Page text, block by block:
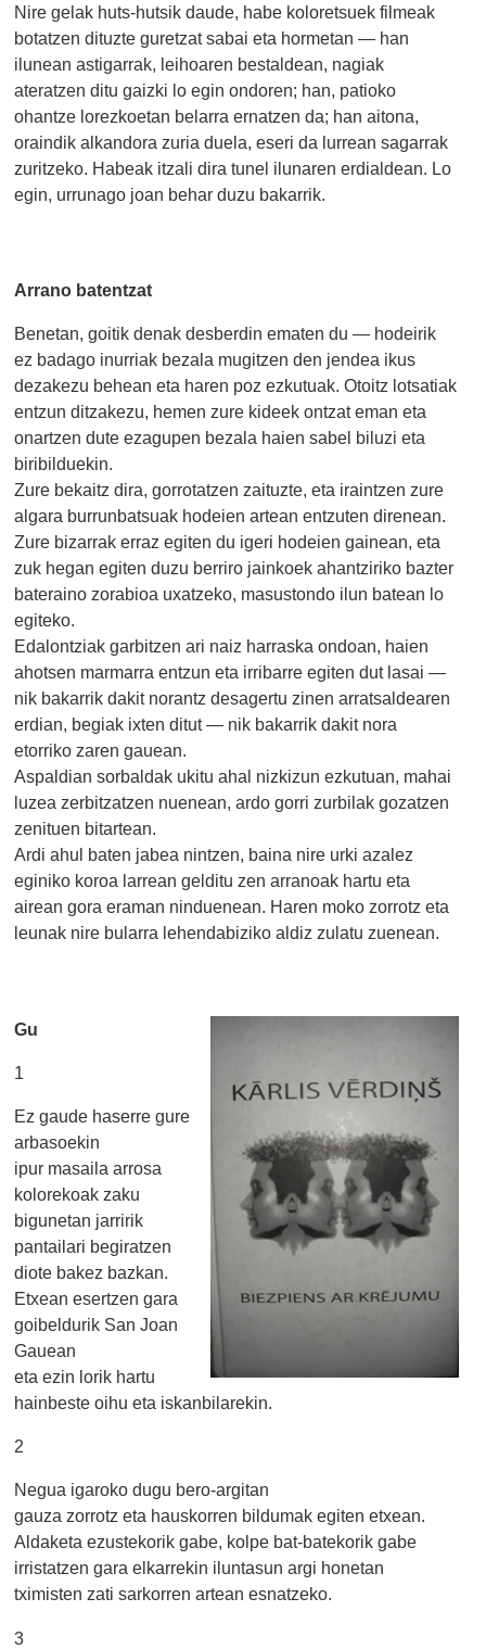
Nire gelak huts-hutsik daude, habe koloretsuek filmeak
botatzen dituzte guretzat sabai eta hormetan — han
ilunean astigarrak, leihoaren bestaldean, nagiak
ateratzen ditu gaizki lo egin ondoren; han, patioko
ohantze lorezkoetan belarra ernatzen da; han aitona,
oraindik alkandora zuria duela, eseri da lurrean sagarrak
zuritzeko. Habeak itzali dira tunel ilunaren erdialdean. Lo
egin, urrunago joan behar duzu bakarrik.
Arrano batentzat
Benetan, goitik denak desberdin ematen du — hodeirik
ez badago inurriak bezala mugitzen den jendea ikus
dezakezu behean eta haren poz ezkutuak. Otoitz lotsatiak
entzun ditzakezu, hemen zure kideek ontzat eman eta
onartzen dute ezagupen bezala haien sabel biluzi eta
biribilduekin.
Zure bekaitz dira, gorrotatzen zaituzte, eta iraintzen zure
algara burrunbatsuak hodeien artean entzuten direnean.
Zure bizarrak erraz egiten du igeri hodeien gainean, eta
zuk hegan egiten duzu berriro jainkoek ahantziriko bazter
bateraino zorabioa uxatzeko, masustondo ilun batean lo
egiteko.
Edalontziak garbitzen ari naiz harraska ondoan, haien
ahotsen marmarra entzun eta irribarre egiten dut lasai —
nik bakarrik dakit norantz desagertu zinen arratsaldearen
erdian, begiak ixten ditut — nik bakarrik dakit nora
etorriko zaren gauean.
Aspaldian sorbaldak ukitu ahal nizkizun ezkutuan, mahai
luzea zerbitzatzen nuenean, ardo gorri zurbilak gozatzen
zenituen bitartean.
Ardi ahul baten jabea nintzen, baina nire urki azalez
eginiko koroa larrean gelditu zen arranoak hartu eta
airean gora eraman ninduenean. Haren moko zorrotz eta
leunak nire bularra lehendabiziko aldiz zulatu zuenean.
Gu
1
Ez gaude haserre gure
arbasoekin
ipur masaila arrosa
kolorekoak zaku
bigunetan jarririk
pantailari begiratzen
diote bakez bazkan.
Etxean esertzen gara
goibeldurik San Joan
Gauean
eta ezin lorik hartu
hainbeste oihu eta iskanbilarekin.
2
Negua igaroko dugu bero-argitan
gauza zorrotz eta hauskorren bildumak egiten etxean.
Aldaketa ezustekorik gabe, kolpe bat-batekorik gabe
irristatzen gara elkarrekin iluntasun argi honetan
tximisten zati sarkorren artean esnatzeko.
3